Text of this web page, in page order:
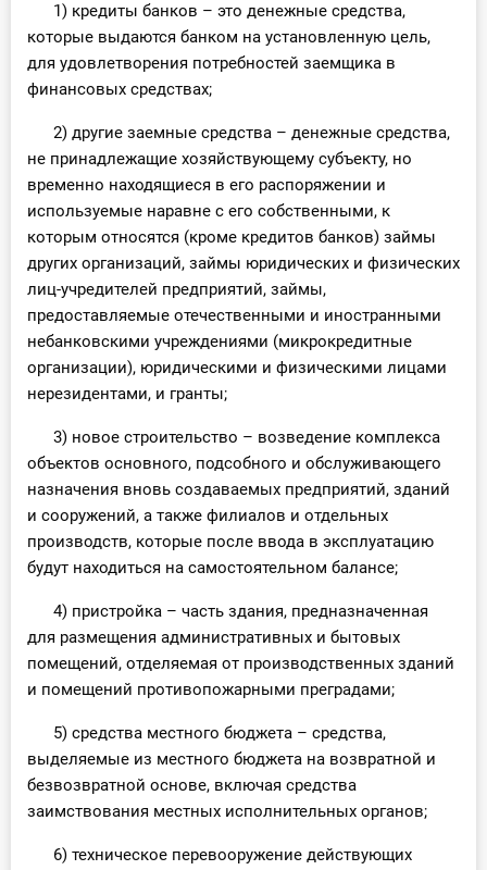
1) кредиты банков – это денежные средства,
которые выдаются банком на установленную цель,
для удовлетворения потребностей заемщика в
финансовых средствах;
2) другие заемные средства – денежные средства,
не принадлежащие хозяйствующему субъекту, но
временно находящиеся в его распоряжении и
используемые наравне с его собственными, к
которым относятся (кроме кредитов банков) займы
других организаций, займы юридических и физических
лиц-учредителей предприятий, займы,
предоставляемые отечественными и иностранными
небанковскими учреждениями (микрокредитные
организации), юридическими и физическими лицами
нерезидентами, и гранты;
3) новое строительство – возведение комплекса
объектов основного, подсобного и обслуживающего
назначения вновь создаваемых предприятий, зданий
и сооружений, а также филиалов и отдельных
производств, которые после ввода в эксплуатацию
будут находиться на самостоятельном балансе;
4) пристройка – часть здания, предназначенная
для размещения административных и бытовых
помещений, отделяемая от производственных зданий
и помещений противопожарными преградами;
5) средства местного бюджета – средства,
выделяемые из местного бюджета на возвратной и
безвозвратной основе, включая средства
заимствования местных исполнительных органов;
6) техническое перевооружение действующих